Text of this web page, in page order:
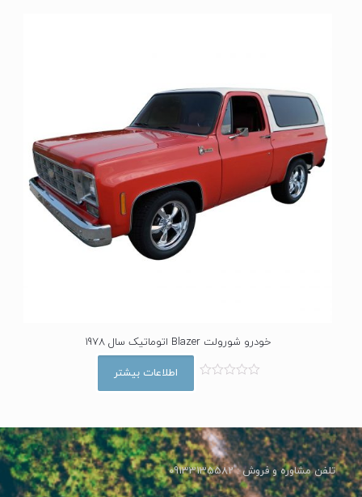
خودرو شورولت Blazer اتوماتیک سال 1978
ا
ز
0
ا
ز
5
اطلاعات بیشتر
تلفن مشاوره و فروش : 09133135582